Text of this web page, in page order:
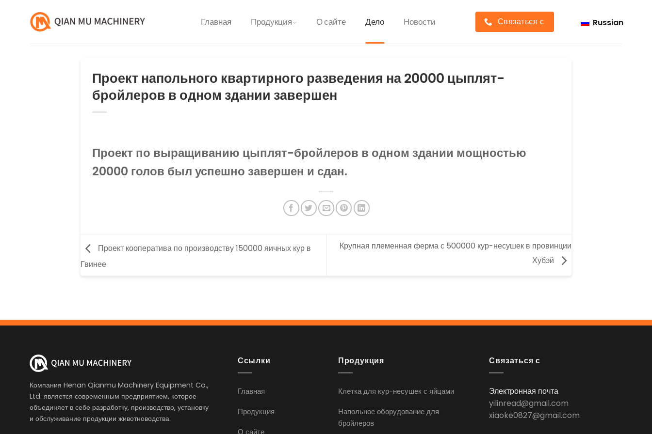
содержанию
Главная Продукция О сайте Дело Новости Связаться с Russian
Проект напольного квартирного разведения на 20000 цыплят-
бройлеров в одном здании завершен
Проект по выращиванию цыплят-бройлеров в одном здании мощностью
20000 голов был успешно завершен и сдан.
Проект кооператива по производству 150000 яичных кур в
Гвинее
Крупная племенная ферма с 500000 кур-несушек в провинции
Хубэй
Компания Henan Qianmu Machinery Equipment Co.,
Ltd. является современным предприятием, которое
объединяет в себе разработку, производство, установку
и обслуживание продукции животноводства.
Ссылки
Главная
Продукция
О сайте
Продукция
Клетка для кур-несушек с яйцами
Напольное оборудование для
бройлеров
Связаться с
Электронная почта
yilinread@gmail.com
xiaoke0827@gmail.com